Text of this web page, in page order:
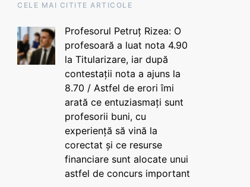
CELE MAI CITITE ARTICOLE
Profesorul Petruț Rizea: O
profesoară a luat nota 4.90
la Titularizare, iar după
contestații nota a ajuns la
8.70 / Astfel de erori îmi
arată ce entuziasmați sunt
profesorii buni, cu
experiență să vină la
corectat și ce resurse
financiare sunt alocate unui
astfel de concurs important